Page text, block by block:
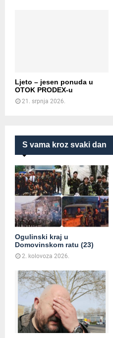
S vama kroz svaki dan
Ogulinski kraj u
Domovinskom ratu (23)
2. kolovoza 2026.
Ljeto – jesen ponuda u
OTOK PRODEX-u
21. srpnja 2026.